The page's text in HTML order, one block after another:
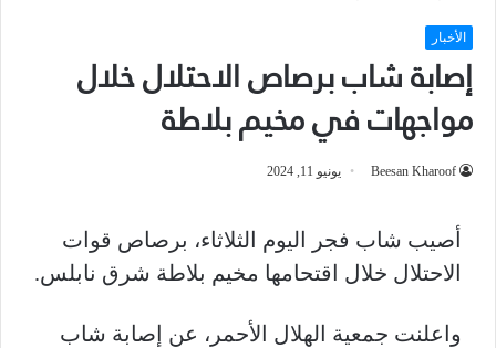
الأخبار
إصابة شاب برصاص الاحتلال خلال
مواجهات في مخيم بلاطة
Beesan Kharoof يونيو 11, 2024
أصيب شاب فجر اليوم الثلاثاء، برصاص قوات
الاحتلال خلال اقتحامها مخيم بلاطة شرق نابلس.
واعلنت جمعية الهلال الأحمر، عن إصابة شاب